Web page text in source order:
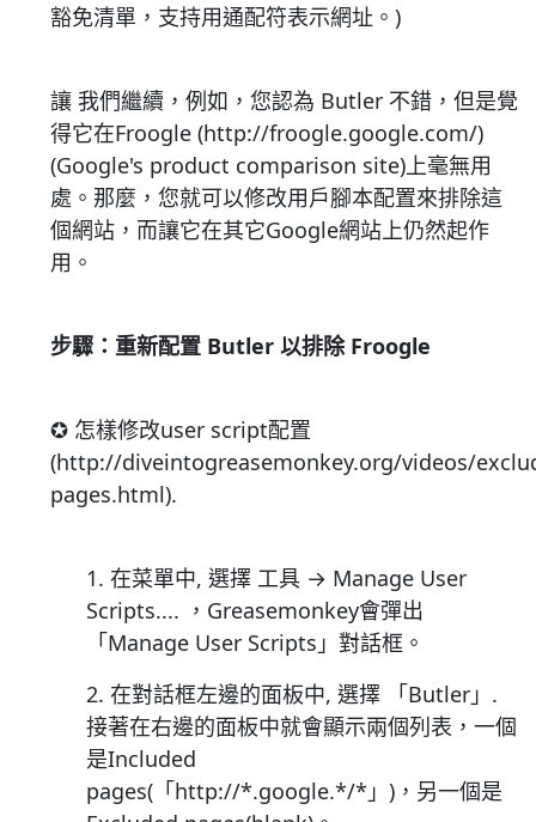
豁免清單，支持用通配符表示網址。)
讓 我們繼續，例如，您認為 Butler 不錯，但是覺
得它在Froogle (http://froogle.google.com/)
(Google's product comparison site)上毫無用
處。那麼，您就可以修改用戶腳本配置來排除這
個網站，而讓它在其它Google網站上仍然起作
用。
步驟：重新配置 Butler 以排除 Froogle
✪ 怎樣修改user script配置
(http://diveintogreasemonkey.org/videos/
pages.html).
1. 在菜單中, 選擇 工具 → Manage User
Scripts.... ，Greasemonkey會彈出
「Manage User Scripts」對話框。
2. 在對話框左邊的面板中, 選擇 「Butler」.
接著在右邊的面板中就會顯示兩個列表，一個
是Included
pages(「http://*.google.*/*」)，另一個是